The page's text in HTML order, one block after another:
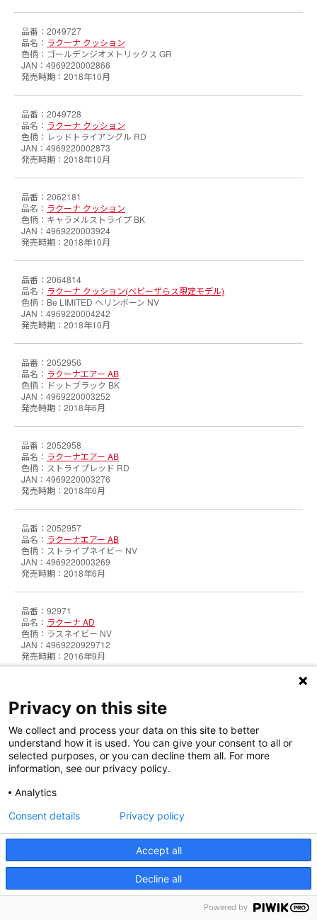
2049727
ラクーナ クッション
ゴールデンジオメトリックス GR
4969220002866
2018年10月
2049728
ラクーナ クッション
レッドトライアングル RD
4969220002873
2018年10月
2062181
ラクーナ クッション
キャラメルストライプ BK
4969220003924
2018年10月
2064814
ラクーナ クッション(ベビーザらス限定モデル)
Be LIMITED ヘリンボーン NV
4969220004242
2018年10月
2052956
ラクーナエアー AB
ドットブラック BK
4969220003252
2018年6月
2052958
ラクーナエアー AB
ストライプレッド RD
4969220003276
2018年6月
2052957
ラクーナエアー AB
ストライプネイビー NV
4969220003269
2018年6月
92971
ラクーナ AD
ラスネイビー NV
4969220929712
2016年9月
ラクーナ AD
ヒューゴブラック BK
4969220929729
2016年9月
92973
エマブラウン BR
4969220929736
2016年9月
92984
ラクーナ コンフォート
4969220929842
Privacy on this site
We collect and process your data on this site to better
understand how it is used. You can give your consent to all or
selected purposes, or you can decline them all. For more
information, see our privacy policy.
Analytics
Accept all
Decline all
Consent details Privacy policy
Powered by